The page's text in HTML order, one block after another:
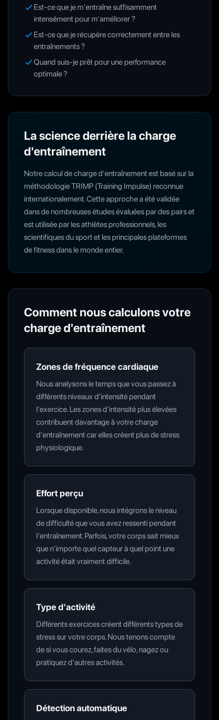
Est-ce que je m'entraîne suffisamment
intensément pour m'améliorer ?
Est-ce que je récupère correctement entre les
entraînements ?
Quand suis-je prêt pour une performance
optimale ?
La science derrière la charge
d'entraînement
Notre calcul de charge d'entraînement est basé sur la
méthodologie TRIMP (Training Impulse) reconnue
internationalement. Cette approche a été validée
dans de nombreuses études évaluées par des pairs et
est utilisée par les athlètes professionnels, les
scientifiques du sport et les principales plateformes
de fitness dans le monde entier.
Comment nous calculons votre
charge d'entraînement
Zones de fréquence cardiaque
Nous analysons le temps que vous passez à
différents niveaux d'intensité pendant
l'exercice. Les zones d'intensité plus élevées
contribuent davantage à votre charge
d'entraînement car elles créent plus de stress
physiologique.
Effort perçu
Lorsque disponible, nous intégrons le niveau
de difficulté que vous avez ressenti pendant
l'entraînement. Parfois, votre corps sait mieux
que n'importe quel capteur à quel point une
activité était vraiment difficile.
Type d'activité
Différents exercices créent différents types de
stress sur votre corps. Nous tenons compte
de si vous courez, faites du vélo, nagez ou
pratiquez d'autres activités.
Détection automatique